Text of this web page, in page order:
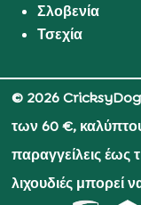
Σλοβενία
Τσεχία
© 2026
των 60 €,
παραγγείλεις έως
λιχουδιές μπορεί